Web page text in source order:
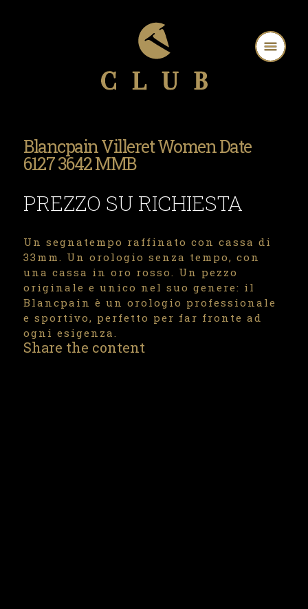
Blancpain Villeret Women Date
6127 3642 MMB
PREZZO SU RICHIESTA
Un segnatempo raffinato con cassa di
33mm. Un orologio senza tempo, con
una cassa in oro rosso. Un pezzo
originale e unico nel suo genere: il
Blancpain è un orologio professionale
e sportivo, perfetto per far fronte ad
ogni esigenza.
Share the content